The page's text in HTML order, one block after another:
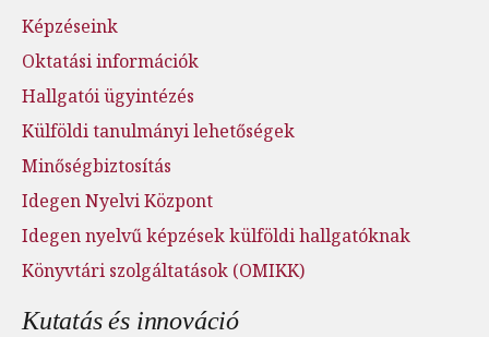
Képzéseink
Oktatási információk
Hallgatói ügyintézés
Külföldi tanulmányi lehetőségek
Minőségbiztosítás
Idegen Nyelvi Központ
Idegen nyelvű képzések külföldi hallgatóknak
Könyvtári szolgáltatások (OMIKK)
Kutatás és innováció